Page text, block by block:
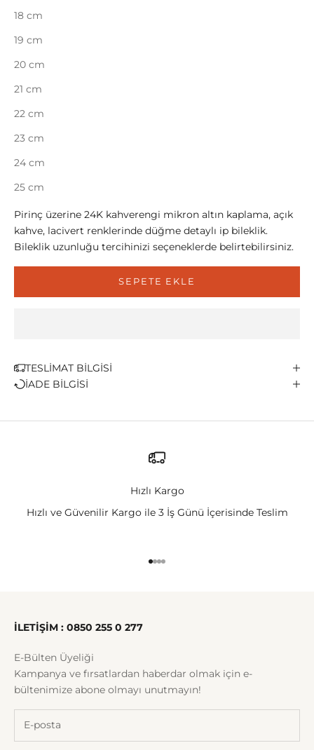
18 cm
19 cm
20 cm
21 cm
22 cm
23 cm
24 cm
25 cm
Pirinç üzerine 24K kahverengi mikron altın kaplama, açık
kahve, lacivert renklerinde düğme detaylı ip bileklik.
Bileklik uzunluğu tercihinizi seçeneklerde belirtebilirsiniz.
SEPETE EKLE
TESLİMAT BİLGİSİ
İADE BİLGİSİ
Hızlı Kargo
Hızlı ve Güvenilir Kargo ile 3 İş Günü İçerisinde Teslim
1 ögesine git
2 ögesine git
3 ögesine git
4 ögesine git
İLETİŞİM : 0850 255 0 277
E-Bülten Üyeliği
Kampanya ve fırsatlardan haberdar olmak için e-
bültenimize abone olmayı unutmayın!